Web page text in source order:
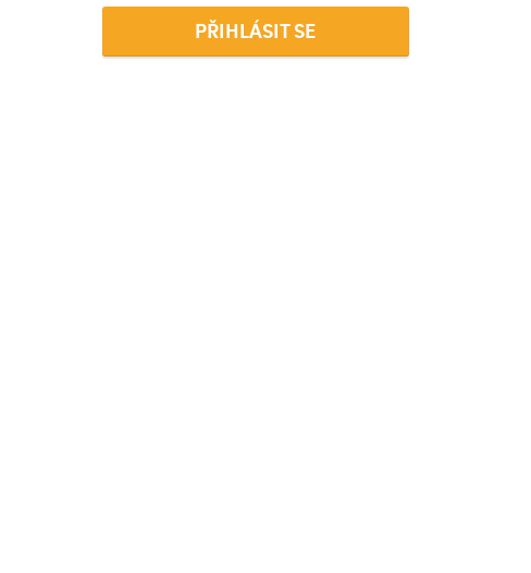
PŘIHLÁSIT SE